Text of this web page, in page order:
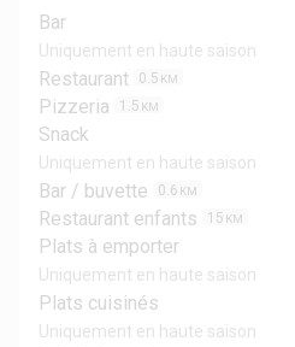
Bar
Uniquement en haute saison
Restaurant 0.5 KM
Pizzeria 1.5 KM
Snack
Uniquement en haute saison
Bar / buvette 0.6 KM
Restaurant enfants 15 KM
Plats à emporter
Uniquement en haute saison
Plats cuisinés
Uniquement en haute saison